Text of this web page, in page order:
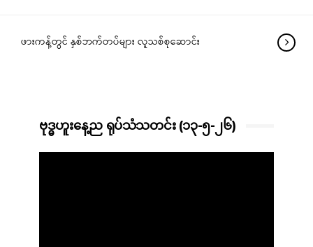
ဖားကန့်တွင် နှစ်ဘက်တပ်များ လူသစ်စုဆောင်း
ဗုဒ္ဓဟူးနေ့ည ရုပ်သံသတင်း (၁၃-၅-၂၆)